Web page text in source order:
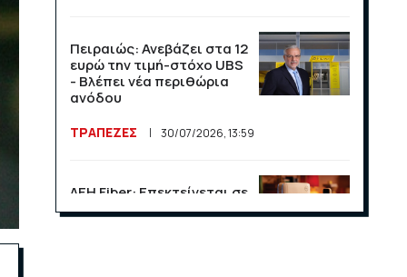
Πειραιώς: Ανεβάζει στα 12
ευρώ την τιμή-στόχο UBS
- Βλέπει νέα περιθώρια
ανόδου
ΤΡΑΠΕΖΕΣ 30/07/2026, 13:59
ΔΕΗ Fiber: Επεκτείνεται σε
15 νέες περιοχές σε Αττική